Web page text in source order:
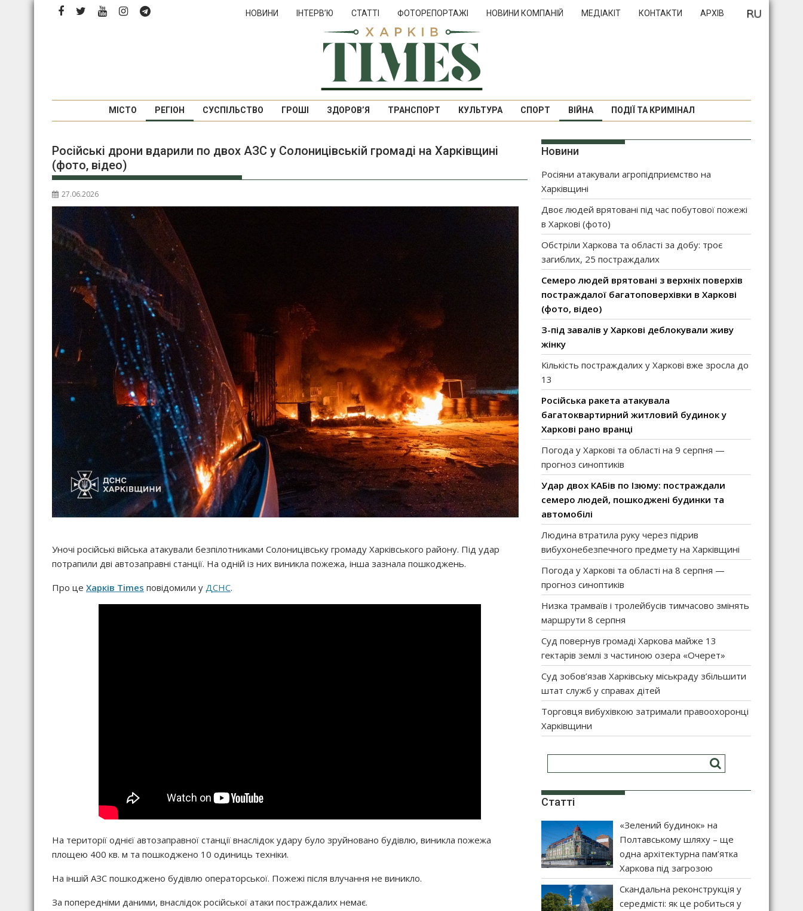
Перейти
НОВИНИ ІНТЕРВ’Ю СТАТТІ ФОТОРЕПОРТАЖІ НОВИНИ КОМПАНІЙ МЕДІАКІТ КОНТАКТИ АРХІВ
МІСТО РЕГІОН СУСПІЛЬСТВО ГРОШІ ЗДОРОВ’Я ТРАНСПОРТ КУЛЬТУРА СПОРТ ВІЙНА ПОДІЇ ТА КРИМІНАЛ
Російські дрони вдарили по двох АЗС у Солоницівській громаді на Харківщині
(фото, відео)
27.06.2026
Уночі російські війська атакували безпілотниками Солоницівську громаду Харківського району. Під удар
потрапили дві автозаправні станції. На одній із них виникла пожежа, інша зазнала пошкоджень.
Про це Харків Times повідомили у ДСНС.
На території однієї автозаправної станції внаслідок удару було зруйновано будівлю, виникла пожежа
площею 400 кв. м та пошкоджено 10 одиниць техніки.
На іншій АЗС пошкоджено будівлю операторської. Пожежі після влучання не виникло.
За попередніми даними, внаслідок російської атаки постраждалих немає.
Новини
Росіяни атакували агропідприємство на
Харківщині
Двоє людей врятовані під час побутової пожежі
в Харкові (фото)
Обстріли Харкова та області за добу: троє
загиблих, 25 постраждалих
Семеро людей врятовані з верхніх поверхів
постраждалої багатоповерхівки в Харкові
(фото, відео)
З-під завалів у Харкові деблокували живу
жінку
Кількість постраждалих у Харкові вже зросла до
13
Російська ракета атакувала
багатоквартирний житловий будинок у
Харкові рано вранці
Погода у Харкові та області на 9 серпня —
прогноз синоптиків
Удар двох КАБів по Ізюму: постраждали
семеро людей, пошкоджені будинки та
автомобілі
Людина втратила руку через підрив
вибухонебезпечного предмету на Харківщині
Погода у Харкові та області на 8 серпня —
прогноз синоптиків
Низка трамваїв і тролейбусів тимчасово змінять
маршрути 8 серпня
Суд повернув громаді Харкова майже 13
гектарів землі з частиною озера «Очерет»
Суд зобов’язав Харківську міськраду збільшити
штат служб у справах дітей
Торговця вибухівкою затримали правоохоронці
Харківщини
Статті
«Зелений будинок» на
Полтавському шляху – ще
одна архітектурна пам’ятка
Харкова під загрозою
Скандальна реконструкція у
середмісті: як це робиться у